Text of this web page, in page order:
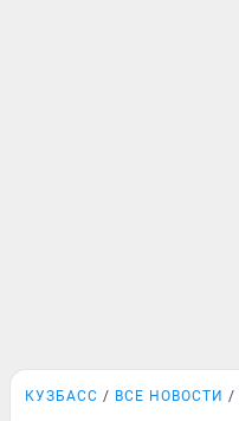
КУЗБАСС ВСЕ НОВОСТИ